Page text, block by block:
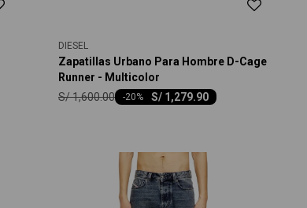
DIESEL
Zapatillas Urbano Para Hombre D-Cage
Runner - Multicolor
S/ 1,279.90
-20
S/1,600.00